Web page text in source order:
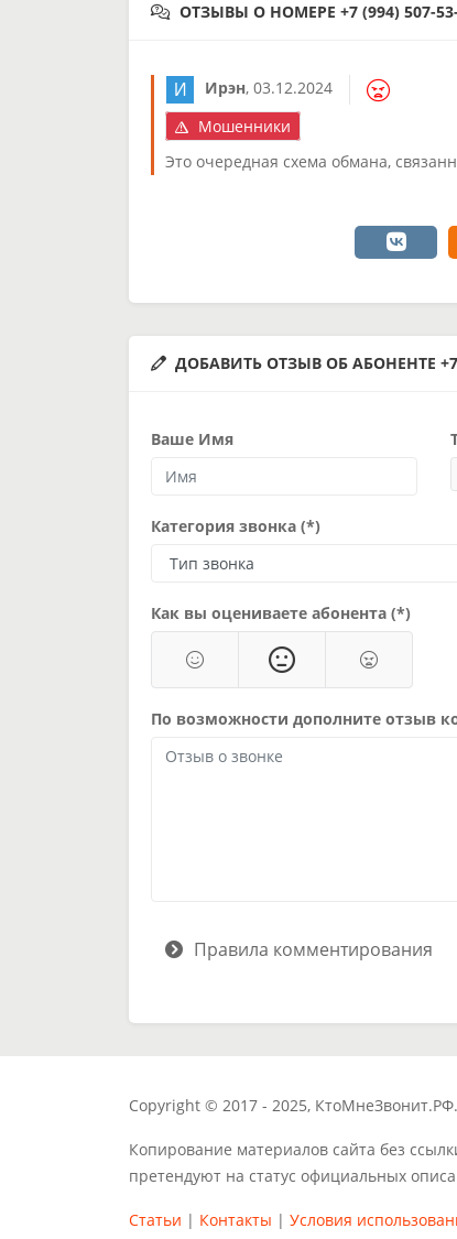
ОТЗЫВЫ О НОМЕРЕ +7 (994) 507-
Ирэн, 03.12.2024
Мошенники
Это очередная схема обмана,
ДОБАВИТЬ ОТЗЫВ ОБ АБОНЕНТЕ +7
Ваше Имя
Категория звонка (*)
Как вы оцениваете абонента (*)
По возможности дополните отзыв
Правила комментирования
Copyright © 2017 - 2025,
Копирование материалов сайта без
претендуют на статус официальных
Статьи | Контакты | Условия